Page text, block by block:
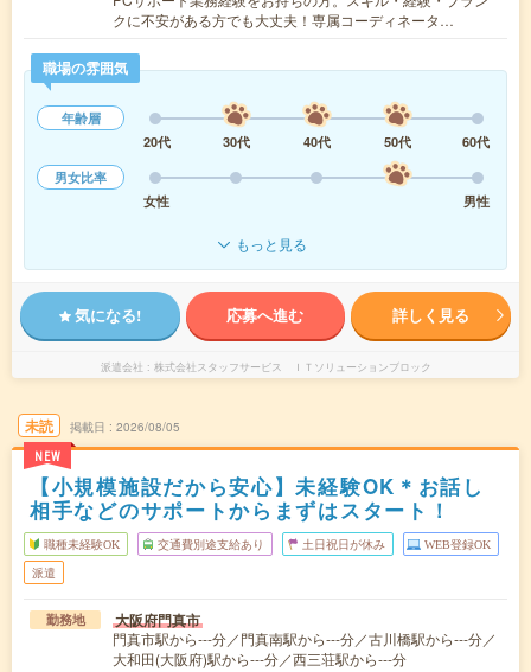
クに不安がある方でも大丈夫！専属コーディネータ…
職場の雰囲気
年齢層
20代
30代 40代 50代
60代
男女比率
女性
男性
もっと見る
気になる! 応募へ進む 詳しく見る
派遣会社 株式会社スタッフサービス ＩＴソリューションブロック
未読
NEW
掲載日 2026/08/05
【小規模施設だから安心】未経験OK＊お話し
相手などのサポートからまずはスタート！
職種未経験OK 交通費別途支給あり 土日祝日が休み WEB登録OK
派遣
勤務地 大阪府門真市
門真市駅から---分／門真南駅から---分／古川橋駅から---分／
大和田(大阪府)駅から---分／西三荘駅から---分